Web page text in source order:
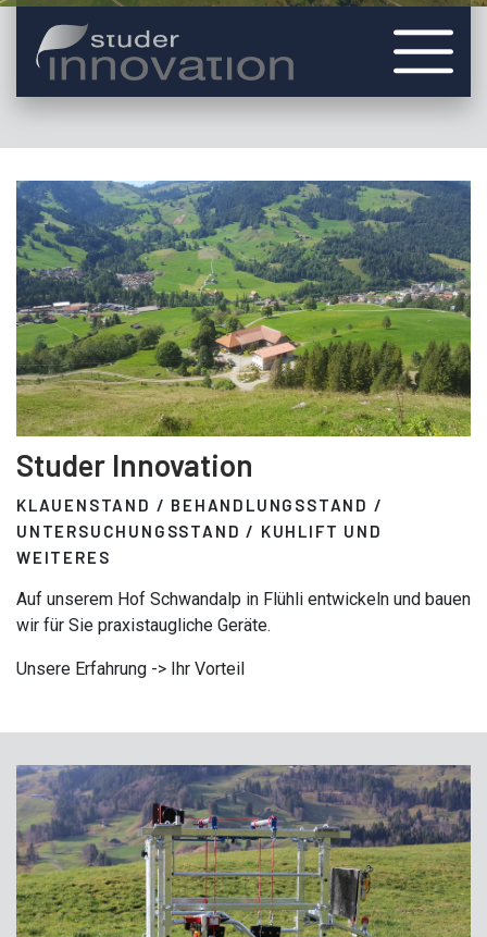
Studer Innovation
KLAUENSTAND / BEHANDLUNGSSTAND /
UNTERSUCHUNGSSTAND / KUHLIFT UND
WEITERES
Auf unserem Hof Schwandalp in Flühli entwickeln und bauen
wir für Sie praxistaugliche Geräte.
Unsere Erfahrung -> Ihr Vorteil